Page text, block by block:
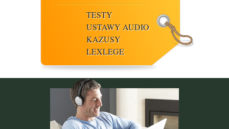
TESTY
USTAWY AUDIO
KAZUSY
LEXLEGE